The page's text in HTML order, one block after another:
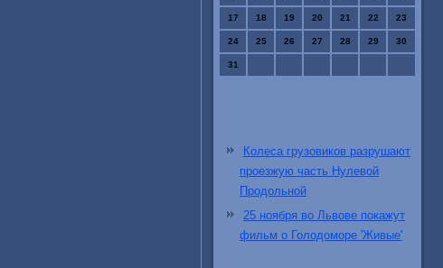
17 18 19 20 21 22 23
24 25 26 27 28 29 30
31
Колеса грузовиков разрушают
проезжую часть Нулевой
Продольной
25 ноября во Львове покажут
фильм о Голодоморе 'Живые'